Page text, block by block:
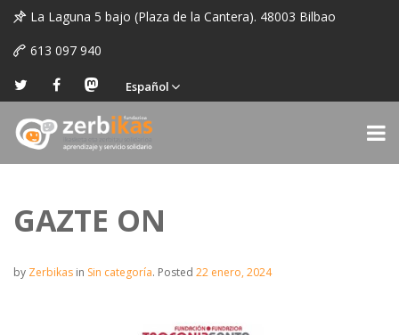
La Laguna 5 bajo (Plaza de la Cantera). 48003 Bilbao
613 097 940
Español
GAZTE ON
by Zerbikas in Sin categoría. Posted 22 enero, 2024